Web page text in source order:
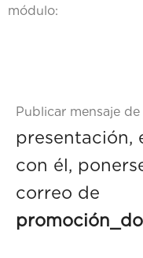
módulo:
Publicar mensaje
presentación,
con él,
correo de